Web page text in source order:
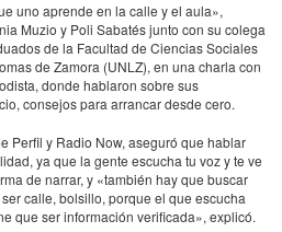
uno aprende en la calle y el aula»,
Muzio y Poli Sabatés junto con su colega
de la Facultad de Ciencias Sociales
de Zamora (UNLZ), en una charla con
donde hablaron sobre sus
consejos para arrancar desde cero.
Perfil y Radio Now, aseguró que hablar
ya que la gente escucha tu voz y te ve
de narrar, y «también hay que buscar
calle, bolsillo, porque el que escucha
que ser información verificada», explicó.